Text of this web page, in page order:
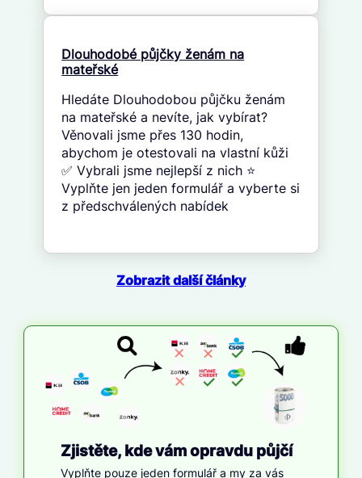
Dlouhodobé půjčky ženám na
mateřské
Hledáte Dlouhodobou půjčku ženám
na mateřské a nevíte, jak vybírat?
Věnovali jsme přes 130 hodin,
abychom je otestovali na vlastní kůži
✅ Vybrali jsme nejlepší z nich ⭐
Vyplňte jen jeden formulář a vyberte si
z předschválených nabídek
Zobrazit další články
Zjistěte, kde vám opravdu půjčí
Vyplňte pouze jeden formulář a my za vás